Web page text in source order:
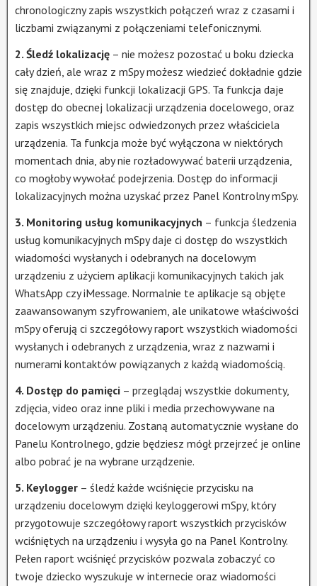
chronologiczny zapis wszystkich połączeń wraz z czasami i
liczbami związanymi z połączeniami telefonicznymi.
2. Śledź lokalizację – nie możesz pozostać u boku dziecka
cały dzień, ale wraz z mSpy możesz wiedzieć dokładnie gdzie
się znajduje, dzięki funkcji lokalizacji GPS. Ta funkcja daje
dostęp do obecnej lokalizacji urządzenia docelowego, oraz
zapis wszystkich miejsc odwiedzonych przez właściciela
urządzenia. Ta funkcja może być wyłączona w niektórych
momentach dnia, aby nie rozładowywać baterii urządzenia,
co mogłoby wywołać podejrzenia. Dostęp do informacji
lokalizacyjnych można uzyskać przez Panel Kontrolny mSpy.
3. Monitoring usług komunikacyjnych – funkcja śledzenia
usług komunikacyjnych mSpy daje ci dostęp do wszystkich
wiadomości wysłanych i odebranych na docelowym
urządzeniu z użyciem aplikacji komunikacyjnych takich jak
WhatsApp czy iMessage. Normalnie te aplikacje są objęte
zaawansowanym szyfrowaniem, ale unikatowe właściwości
mSpy oferują ci szczegółowy raport wszystkich wiadomości
wysłanych i odebranych z urządzenia, wraz z nazwami i
numerami kontaktów powiązanych z każdą wiadomością.
4. Dostęp do pamięci – przeglądaj wszystkie dokumenty,
zdjęcia, video oraz inne pliki i media przechowywane na
docelowym urządzeniu. Zostaną automatycznie wysłane do
Panelu Kontrolnego, gdzie będziesz mógł przejrzeć je online
albo pobrać je na wybrane urządzenie.
5. Keylogger – śledź każde wciśnięcie przycisku na
urządzeniu docelowym dzięki keyloggerowi mSpy, który
przygotowuje szczegółowy raport wszystkich przycisków
wciśniętych na urządzeniu i wysyła go na Panel Kontrolny.
Pełen raport wciśnięć przycisków pozwala zobaczyć co
twoje dziecko wyszukuje w internecie oraz wiadomości